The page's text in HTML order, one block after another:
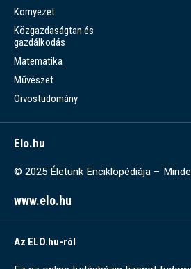
Környezet
Közgazdaságtan és
gazdálkodás
Matematika
Művészet
Orvostudomány
Elo.hu
© 2025 Életünk Enciklopédiája –
www.elo.hu
Az ELO.hu-ról